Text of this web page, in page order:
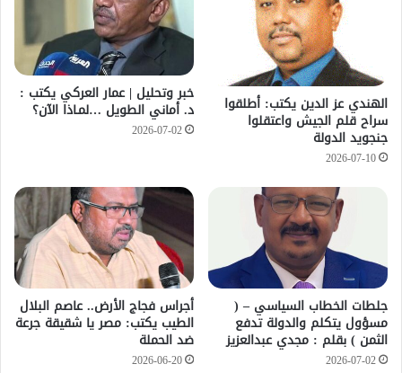
الهندي عز الدين يكتب: أطلقوا
سراح قلم الجيش واعتقلوا
جنجويد الدولة
2026-07-10
خبر وتحليل | عمار العركي يكتب :
د. أماني الطويل …لمـاذا الآن؟
2026-07-02
جلطات الخطاب السياسي – (
مسؤول يتكلم والدولة تدفع
الثمن ) بقلم : مجدي عبدالعزيز
2026-07-02
أجراس فجاج الأرض.. عاصم البلال
الطيب يكتب: مصر يا شقيقة جرعة
ضد الحملة
2026-06-20